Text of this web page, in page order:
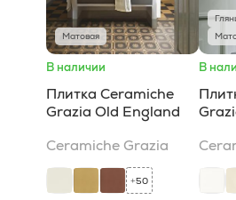
Матовая
В наличии
Плитка Ceramiche
Grazia Old England
Ceramiche Grazia
+50
В